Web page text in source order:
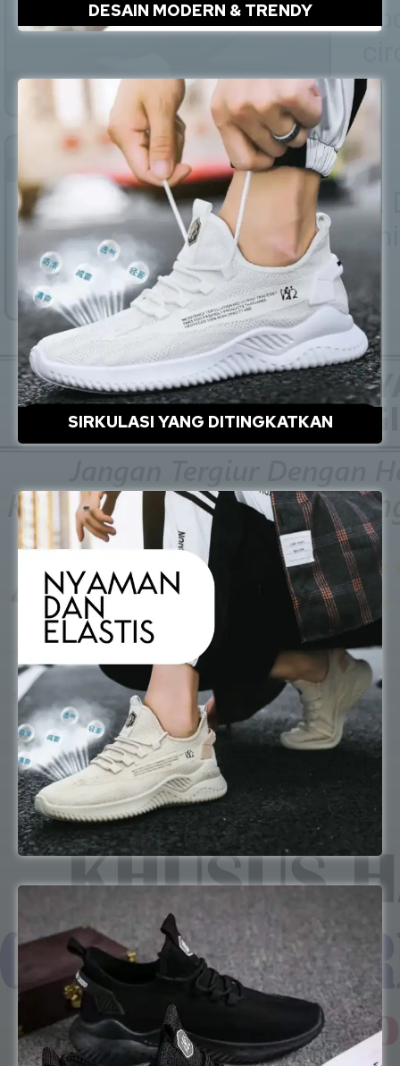
DESAIN MODERN & TRENDY
SIRKULASI YANG DITINGKATKAN